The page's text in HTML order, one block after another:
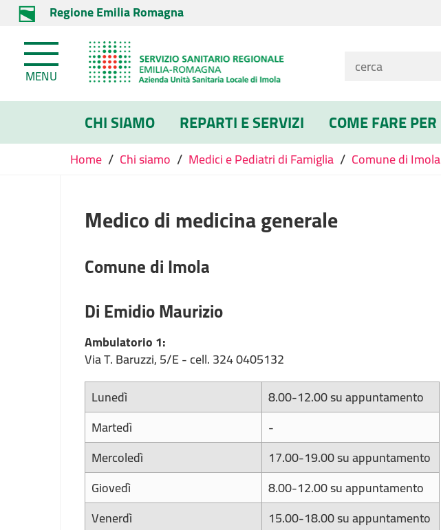
Regione Emilia Romagna
MENU
CHI SIAMO REPARTI E SERVIZI COME FARE PER
Home / Chi siamo / Medici e Pediatri di Famiglia / Comune di Imola
Medico di medicina generale
Comune di Imola
Di Emidio Maurizio
Ambulatorio 1:
Via T. Baruzzi, 5/E - cell. 324 0405132
Lunedì
8.00-12.00 su appuntamento
Martedì
-
Mercoledì
17.00-19.00 su appuntamento
Giovedì
8.00-12.00 su appuntamento
Venerdì
15.00-18.00 su appuntamento